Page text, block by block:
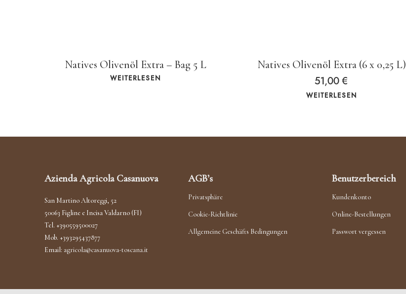
Natives Olivenöl Extra – Bag 5 L
WEITERLESEN
Natives Olivenöl Extra (6 x 0,25 L)
51,00€
WEITERLESEN
Azienda Agricola Casanuova
San Martino Altoreggi, 52
50063 Figline e Incisa Valdarno (FI)
Tel. +390559500027
Mob. +393295437877
Email: agricola@casanuova-toscana.it
AGB’s
Privatsphäre
Cookie-Richtlinie
Allgemeine Geschäfts Bedingungen
Benutzerbereich
Kundenkonto
Online-Bestellungen
Passwort vergessen